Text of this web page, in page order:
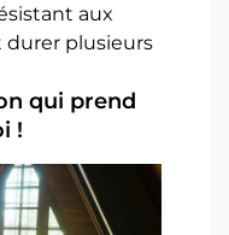
aux
plusieurs
qui prend
!